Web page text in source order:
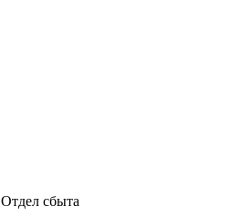
Отдел сбыта